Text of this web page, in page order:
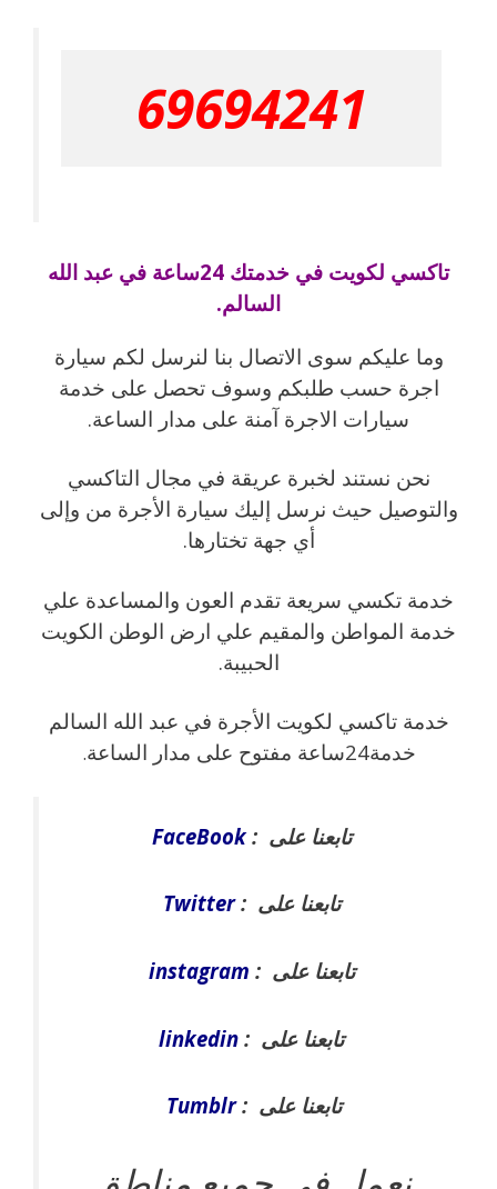
69694241
تاكسي لكويت في خدمتك 24ساعة في عبد الله
السالم.
وما عليكم سوى الاتصال بنا لنرسل لكم سيارة
اجرة حسب طلبكم وسوف تحصل على خدمة
سيارات الاجرة آمنة على مدار الساعة.
نحن نستند لخبرة عريقة في مجال التاكسي
والتوصيل حيث نرسل إليك سيارة الأجرة من وإلى
أي جهة تختارها.
خدمة تكسي سريعة تقدم العون والمساعدة علي
خدمة المواطن والمقيم علي ارض الوطن الكويت
الحبيبة.
خدمة تاكسي لكويت الأجرة في عبد الله السالم
خدمة24ساعة مفتوح على مدار الساعة
.
تابعنا على :FaceBook
تابعنا على :Twitter
تابعنا على : instagram
تابعنا على : linkedin
تابعنا على :Tumblr